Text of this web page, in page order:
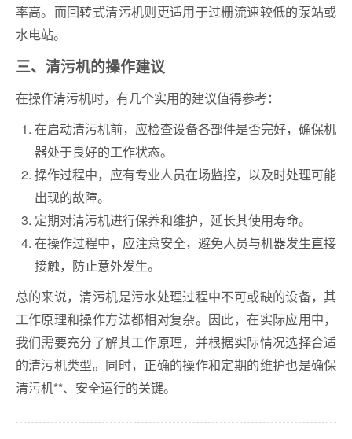
率高。而回转式清污机则更适用于过栅流速较低的泵站或
水电站。
三、清污机的操作建议
在操作清污机时，有几个实用的建议值得参考：
在启动清污机前，应检查设备各部件是否完好，确保机
器处于良好的工作状态。
操作过程中，应有专业人员在场监控，以及时处理可能
出现的故障。
定期对清污机进行保养和维护，延长其使用寿命。
在操作过程中，应注意安全，避免人员与机器发生直接
接触，防止意外发生。
总的来说，清污机是污水处理过程中不可或缺的设备，其
工作原理和操作方法都相对复杂。因此，在实际应用中，
我们需要充分了解其工作原理，并根据实际情况选择合适
的清污机类型。同时，正确的操作和定期的维护也是确保
清污机**、安全运行的关键。